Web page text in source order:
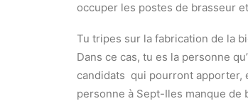
occuper les postes de brasseur
Tu tripes sur la fabrication de la
Dans ce cas, tu es la personne
candidats qui pourront apporter,
personne à Sept-Iles manque de